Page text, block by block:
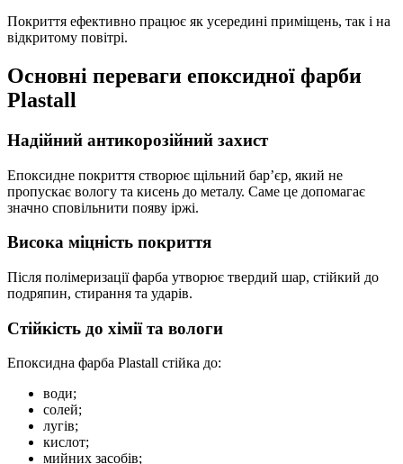
Покриття ефективно працює як усередині приміщень, так і на
відкритому повітрі.
Основні переваги епоксидної фарби
Plastall
Надійний антикорозійний захист
Епоксидне покриття створює щільний бар’єр, який не
пропускає вологу та кисень до металу. Саме це допомагає
значно сповільнити появу іржі.
Висока міцність покриття
Після полімеризації фарба утворює твердий шар, стійкий до
подряпин, стирання та ударів.
Стійкість до хімії та вологи
Епоксидна фарба Plastall стійка до:
води;
солей;
лугів;
кислот;
мийних засобів;